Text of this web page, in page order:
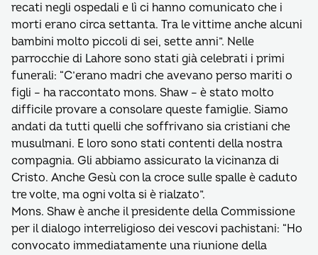
recati negli ospedali e lì ci hanno comunicato che i
morti erano circa settanta. Tra le vittime anche alcuni
bambini molto piccoli di sei, sette anni”. Nelle
parrocchie di Lahore sono stati già celebrati i primi
funerali: “C’erano madri che avevano perso mariti o
figli – ha raccontato mons. Shaw – è stato molto
difficile provare a consolare queste famiglie. Siamo
andati da tutti quelli che soffrivano sia cristiani che
musulmani. E loro sono stati contenti della nostra
compagnia. Gli abbiamo assicurato la vicinanza di
Cristo. Anche Gesù con la croce sulle spalle è caduto
tre volte, ma ogni volta si è rialzato”.
Mons. Shaw è anche il presidente della Commissione
per il dialogo interreligioso dei vescovi pachistani: “Ho
convocato immediatamente una riunione della